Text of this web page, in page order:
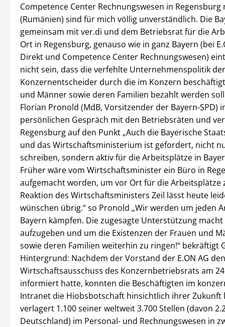
Competence Center Rechnungswesen in Regensburg
(Rumänien) sind für mich völlig unverständlich. Die
gemeinsam mit ver.di und dem Betriebsrat für die
Ort in Regensburg, genauso wie in ganz Bayern (bei
Direkt und Competence Center Rechnungswesen)
nicht sein, dass die verfehlte Unternehmenspolitik der
Konzernentscheider durch die im Konzern
und Männer sowie deren Familien bezahlt werden
Florian Pronold (MdB, Vorsitzender der Bayern-SPD)
persönlichen Gespräch mit den Betriebsräten und
Regensburg auf den Punkt „Auch die Bayerische
und das Wirtschaftsministerium ist gefordert, nicht
schreiben, sondern aktiv für die Arbeitsplätze in
Früher wäre vom Wirtschaftsminister ein Büro in
aufgemacht worden, um vor Ort für die Arbeitsplätze
Reaktion des Wirtschaftsministers Zeil lässt heute
wünschen übrig.“ so Pronold „Wir werden um jeden
Bayern kämpfen. Die zugesagte Unterstützung
aufzugeben und um die Existenzen der Frauen und
sowie deren Familien weiterhin zu ringen!“ bekräftigt
Hintergrund: Nachdem der Vorstand der E.ON AG den
Wirtschaftsausschuss des Konzernbetriebsrats am
informiert hatte, konnten die Beschäftigten im
Intranet die Hiobsbotschaft hinsichtlich ihrer Zukunft
verlagert 1.100 seiner weltweit 3.700 Stellen (davon
Deutschland) im Personal- und Rechnungswesen in